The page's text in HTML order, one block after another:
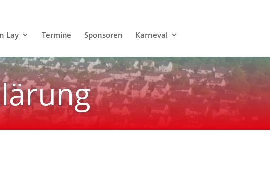
Lay Termine Sponsoren Karneval